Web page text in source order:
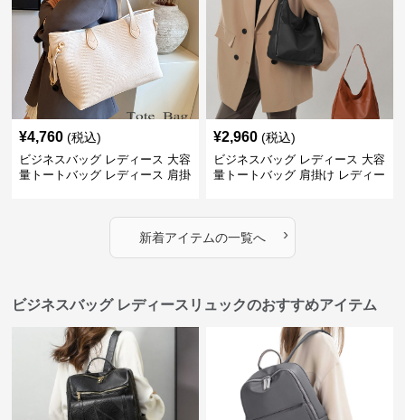
¥4,760 (税込)
ビジネスバッグ レディース 大容
量トートバッグ レディース 肩掛
¥2,960 (税込)
ビジネスバッグ レディース 大容
量トートバッグ 肩掛け レディー
新着アイテムの一覧へ ›
ビジネスバッグ レディースリュックのおすすめアイテム